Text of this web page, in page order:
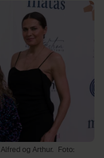
og Arthur.
Foto: